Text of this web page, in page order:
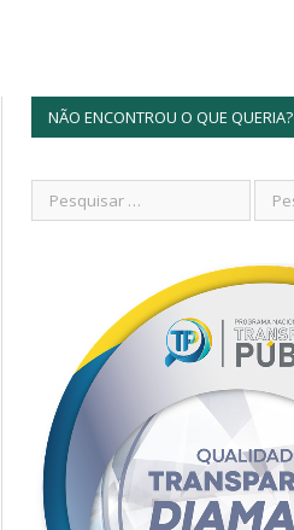
NÃO ENCONTROU O QUE QUERIA?